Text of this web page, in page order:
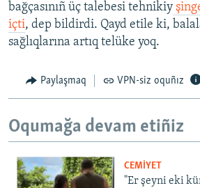
bağçasınıñ üç talebesi tehnikiy
içti, dep bildirdi. Qayd etile ki,
sağlıqlarına artıq telüke yoq.
Paylaşmaq VPN-siz oquñız
Oqumağa devam etiñiz
CEMİYET
"Er şeyni eki